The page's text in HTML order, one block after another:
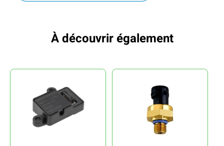
À découvrir également